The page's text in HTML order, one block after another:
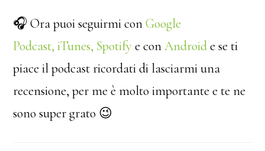
🎧 Ora puoi seguirmi conGoogle
Podcast,iTunes, Spotify e conAndroide se ti
piace il podcast ricordati di lasciarmi una
recensione, per me è molto importante e te ne
sono super grato 😉